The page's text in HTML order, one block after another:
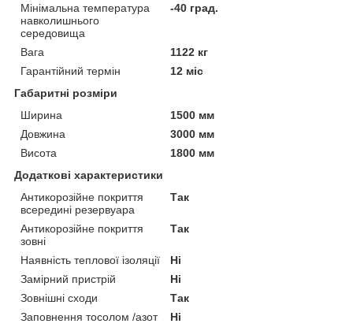
Мінімальна температура
навколишнього
середовища
-40 град.
Вага
1122 кг
Гарантійний термін
12 міс
Габаритні розміри
Ширина
1500 мм
Довжина
3000 мм
Висота
1800 мм
Додаткові характеристики
Антикорозійне покриття
всередині резервуара
Так
Антикорозійне покриття
зовні
Так
Наявність теплової ізоляції
Ні
Замірний пристрій
Ні
Зовнішні сходи
Так
Заповнення тосолом /азот
Ні